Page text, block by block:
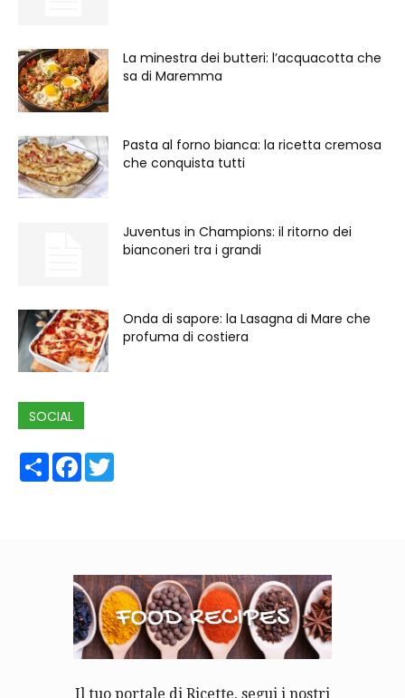
La minestra dei butteri: l’acquacotta che
sa di Maremma
Pasta al forno bianca: la ricetta cremosa
che conquista tutti
Juventus in Champions: il ritorno dei
bianconeri tra i grandi
Onda di sapore: la Lasagna di Mare che
profuma di costiera
SOCIAL
ShareFacebook
Il tuo portale di Ricette, segui i nostri